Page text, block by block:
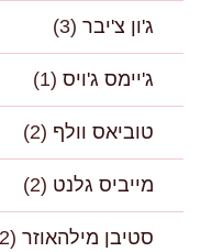
ג'ון צ'יבר (3)
ג'יימס ג'ויס (1)
טוביאס וולף (2)
מייביס גלנט (2)
סטיבן מילהאוזר (2)